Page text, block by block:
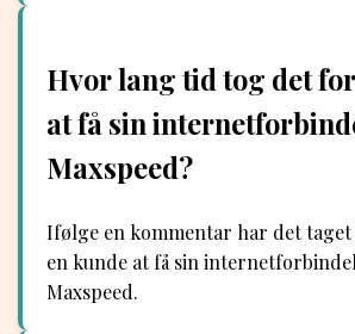
Hvor lang tid tog det
at få sin
Maxspeed?
Ifølge en kommentar har det
en kunde at få sin
Maxspeed.